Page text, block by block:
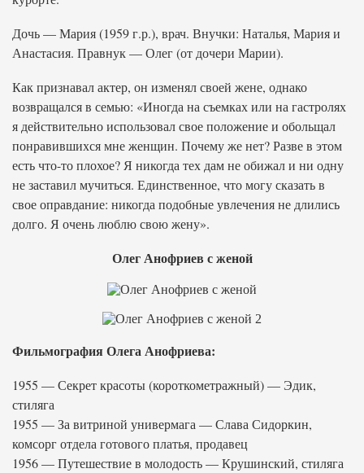
Дочь — Мария (1959 г.р.), врач. Внучки: Наталья, Мария и
Анастасия. Правнук — Олег (от дочери Марии).
Как признавал актер, он изменял своей жене, однако
возвращался в семью: «Иногда на съемках или на гастролях
я действительно использовал свое положение и обольщал
понравившихся мне женщин. Почему же нет? Разве в этом
есть что-то плохое? Я никогда тех дам не обижал и ни одну
не заставил мучиться. Единственное, что могу сказать в
свое оправдание: никогда подобные увлечения не длились
долго. Я очень люблю свою жену».
Олег Анофриев с женой
Фильмография Олега Анофриева:
1955 — Секрет красоты (короткометражный) — Эдик,
стиляга
1955 — За витриной универмага — Слава Сидоркин,
комсорг отдела готового платья, продавец
1956 — Путешествие в молодость — Крушинский, стиляга